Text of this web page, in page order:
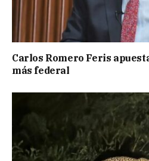
Carlos Romero Feris
más federal